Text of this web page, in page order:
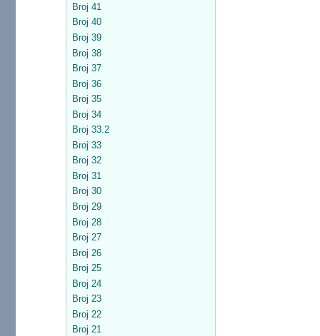
Broj 41
Broj 40
Broj 39
Broj 38
Broj 37
Broj 36
Broj 35
Broj 34
Broj 33.2
Broj 33
Broj 32
Broj 31
Broj 30
Broj 29
Broj 28
Broj 27
Broj 26
Broj 25
Broj 24
Broj 23
Broj 22
Broj 21